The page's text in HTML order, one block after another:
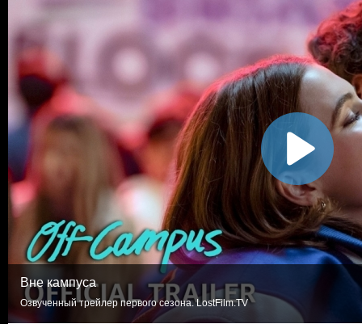
Вне кампуса
Озвученный трейлер первого сезона. LostFilm.TV